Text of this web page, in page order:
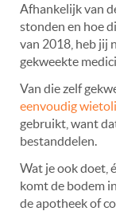
Afhankelijk van
stonden en hoe
van 2018, heb jij
gekweekte
Van die zelf
eenvoudig
gebruikt, want
bestanddelen.
Wat je ook doet,
komt de bodem
de apotheek of